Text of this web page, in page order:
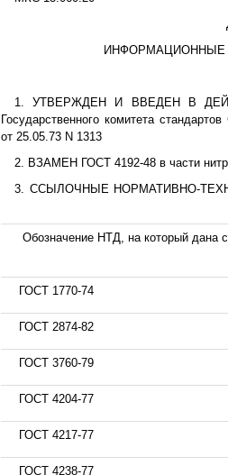
ИНФОРМАЦИОННЫЕ
1. УТВЕРЖДЕН И ВВЕДЕН В
Государственного комитета
от 25.05.73 N 1313
2. ВЗАМЕН ГОСТ 4192-48 в части
3. ССЫЛОЧНЫЕ НОРМАТИВНО-
Обозначение НТД, на который дана
ГОСТ 1770-74
ГОСТ 2874-82
ГОСТ 3760-79
ГОСТ 4204-77
ГОСТ 4217-77
ГОСТ 4238-77